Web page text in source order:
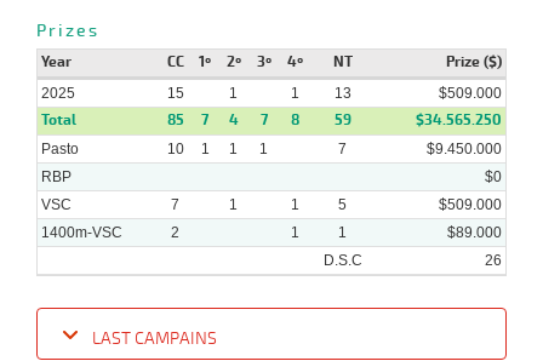
Prizes
Year CC 1º 2º 3º 4º NT Prize ($)
2025 15 1 1 13 $509.000
Total 85 7 4 7 8 59 $34.565.250
Pasto 10 1 1 1 7
$9.450.000
RBP
$0
VSC
7 1 1 5
$509.000
1400m-VSC
2 1 1
$89.000
D.S.C
26
LAST CAMPAINS